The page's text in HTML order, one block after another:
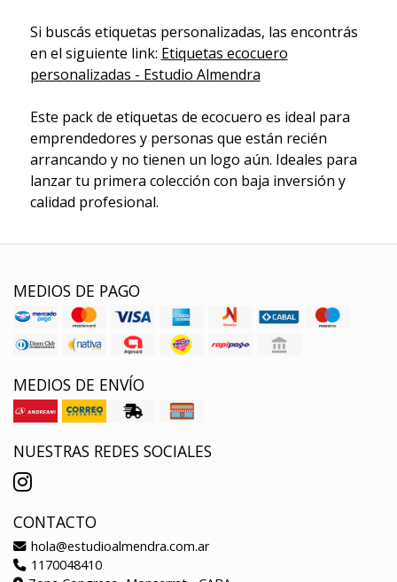
Si buscás etiquetas personalizadas, las encontrás
en el siguiente link: Etiquetas ecocuero
personalizadas - Estudio Almendra
Este pack de etiquetas de ecocuero es ideal para
emprendedores y personas que están recién
arrancando y no tienen un logo aún. Ideales para
lanzar tu primera colección con baja inversión y
calidad profesional.
MEDIOS DE PAGO
MEDIOS DE ENVÍO
NUESTRAS REDES SOCIALES
CONTACTO
hola@estudioalmendra.com.ar
1170048410